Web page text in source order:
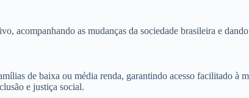
acompanhando as mudanças da sociedade brasileira e
de baixa ou média renda, garantindo acesso facilitado à
e justiça social.